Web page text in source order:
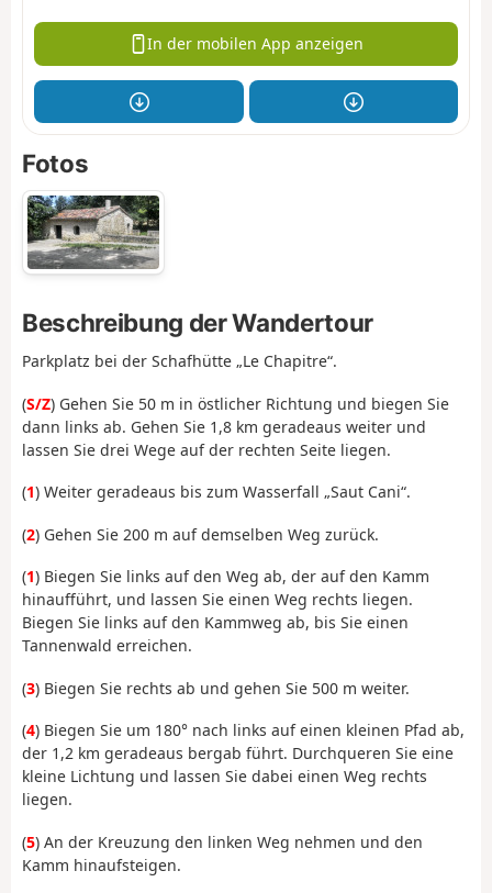
In der mobilen App anzeigen
Fotos
Beschreibung der Wandertour
Parkplatz bei der Schafhütte „Le Chapitre“.
(S/Z) Gehen Sie 50 m in östlicher Richtung und biegen Sie
dann links ab. Gehen Sie 1,8 km geradeaus weiter und
lassen Sie drei Wege auf der rechten Seite liegen.
(1) Weiter geradeaus bis zum Wasserfall „Saut Cani“.
(2) Gehen Sie 200 m auf demselben Weg zurück.
(1) Biegen Sie links auf den Weg ab, der auf den Kamm
hinaufführt, und lassen Sie einen Weg rechts liegen.
Biegen Sie links auf den Kammweg ab, bis Sie einen
Tannenwald erreichen.
(3) Biegen Sie rechts ab und gehen Sie 500 m weiter.
(4) Biegen Sie um 180° nach links auf einen kleinen Pfad ab,
der 1,2 km geradeaus bergab führt. Durchqueren Sie eine
kleine Lichtung und lassen Sie dabei einen Weg rechts
liegen.
(5) An der Kreuzung den linken Weg nehmen und den
Kamm hinaufsteigen.